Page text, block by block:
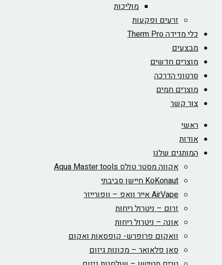
מוליכות
זרעים ופקעות
כלי מדידה Therm Pro
מבצעים
מוצרים חדשים
סרטוני הדרכה
מוצרים חמים
צור קשר
ראשי
אודות
המותגים שלנו
אקווה מסטר טולס Aqua Master tools
KoKonaut חיישן סביבתי
AirVape אייר וואפ – וופורייזר
זרום – ניטרול ריחות
אונה – ניטרול ריחות
וואקום פרופרש- קופסאות ואקום
סאן פלאואר – מכונות גיזום